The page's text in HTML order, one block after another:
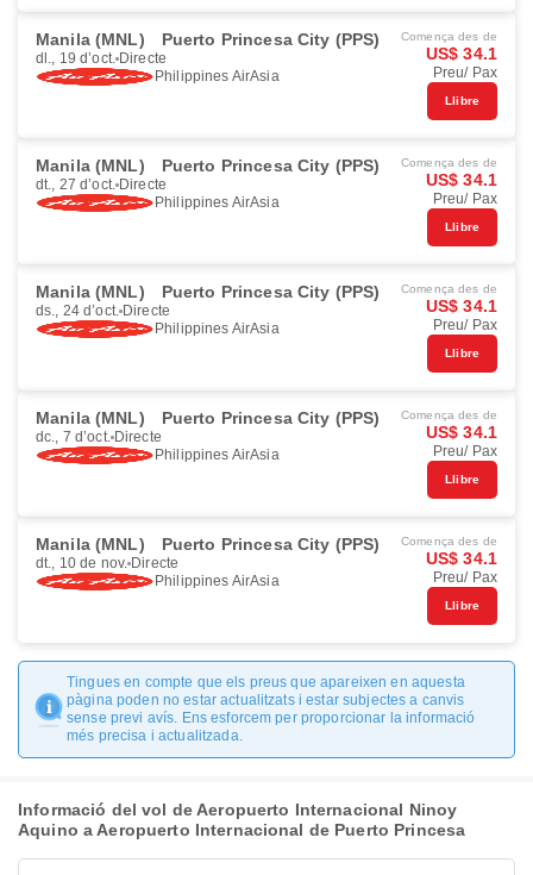
Manila (MNL) Puerto Princesa City (PPS)
dl., 19 d’oct. Directe
Philippines AirAsia
Comença des de
US$ 34.1
Preu/ Pax
Llibre
Manila (MNL) Puerto Princesa City (PPS)
dt., 27 d’oct. Directe
Philippines AirAsia
Comença des de
US$ 34.1
Preu/ Pax
Llibre
Manila (MNL) Puerto Princesa City (PPS)
ds., 24 d’oct. Directe
Philippines AirAsia
Comença des de
US$ 34.1
Preu/ Pax
Llibre
Manila (MNL) Puerto Princesa City (PPS)
dc., 7 d’oct. Directe
Philippines AirAsia
Comença des de
US$ 34.1
Preu/ Pax
Llibre
Manila (MNL) Puerto Princesa City (PPS)
dt., 10 de nov. Directe
Philippines AirAsia
Comença des de
US$ 34.1
Preu/ Pax
Llibre
Tingues en compte que els preus que apareixen en aquesta
pàgina poden no estar actualitzats i estar subjectes a canvis
sense previ avís. Ens esforcem per proporcionar la informació
més precisa i actualitzada.
Informació del vol de Aeropuerto Internacional Ninoy
Aquino a Aeropuerto Internacional de Puerto Princesa